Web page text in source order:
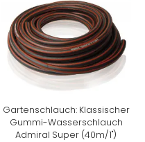
Gartenschlauch: Klassischer
Gummi-Wasserschlauch
Admiral Super (40m/1")